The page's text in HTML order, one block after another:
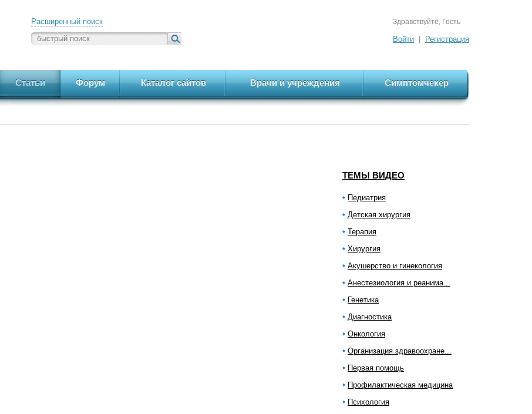
Расширенный поиск Здравствуйте, Гость
Войти Регистрация
Статьи Форум Каталог сайтов Врачи и учреждения Симптомчекер
ТЕМЫ ВИДЕО
Педиатрия
Детская хирургия
Терапия
Хирургия
Акушерство и гинекология
Анестезиология и реанима...
Генетика
Диагностика
Онкология
Организация здравоохране...
Первая помощь
Профилактическая медицина
Психология